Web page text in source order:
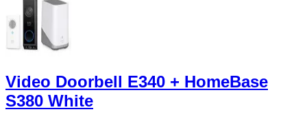
Video Doorbell E340 + HomeBase
S380 White